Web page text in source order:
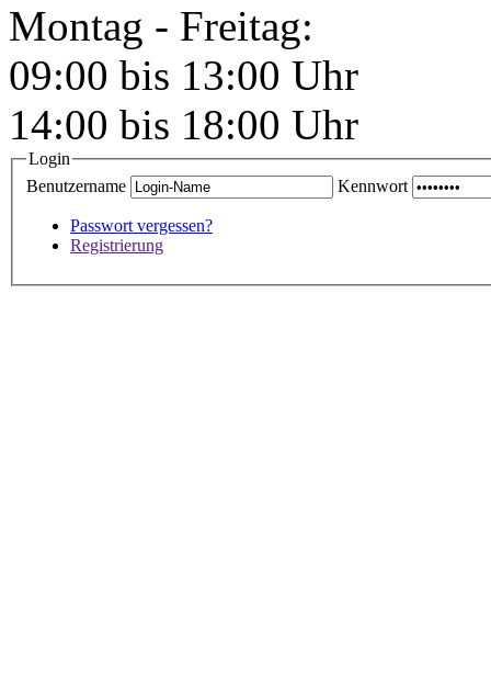
Montag - Freitag:
09:00 bis 13:00 Uhr
14:00 bis 18:00 Uhr
Login
Benutzername
Kennwort
Passwort vergessen?
Registrierung